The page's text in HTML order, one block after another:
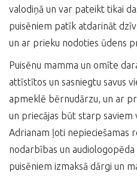
valodiņā un var pateikt tikai
puisēniem patīk atdarināt
un ar prieku nodoties ūdens
Puisēnu mamma un omīte
attīstītos un sasniegtu savus
apmeklē bērnudārzu, un ar
un priecājas būt starp saviem
Adrianam ļoti nepieciešamas
nodarbības un
puisēniem izmaksā dārgi un